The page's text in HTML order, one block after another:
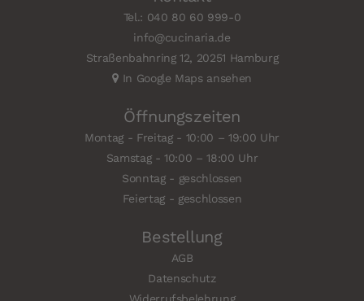
Tel.: 040 80 60 999-0
info@cucinaria.de
Straßenbahnring 12, 20251 Hamburg
In Google Maps ansehen
Öffnungszeiten
Montag - Freitag - 10:00 – 19:00 Uhr
Samstag - 10:00 – 18:00 Uhr
Sonntag - geschlossen
Feiertag - geschlossen
Bestellung
AGB
Datenschutz